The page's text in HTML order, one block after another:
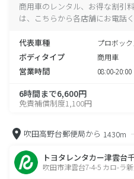
商用車のレンタル、お得な割引
は、こちらから各店舗にお電話く
代表車種 プロボッ
ボディタイプ 商用車
営業時間 08:00-20:00
6時間まで6,600円
免責補償制度1,100円
吹田高野台郵便局から 1430m
トヨタレンタカー津雲台
吹田市津雲台7-4-5 カロ-ラ